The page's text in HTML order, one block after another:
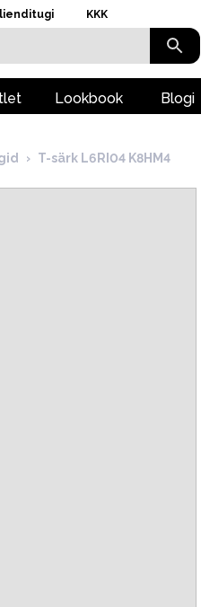
KKK
Lookbook Blogi
› T-särk L6RI04 K8HM4